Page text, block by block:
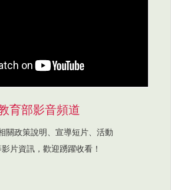
育部影音頻道
關政策說明、宣導短片、活動
片資訊，歡迎踴躍收看！